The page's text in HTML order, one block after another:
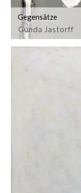
Gunda Jastorff
Gegensätze